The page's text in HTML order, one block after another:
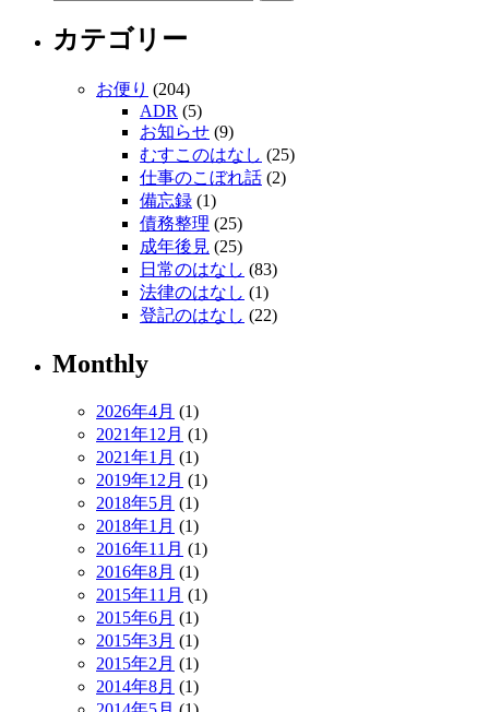
カテゴリー
お便り (204)
ADR (5)
お知らせ (9)
むすこのはなし (25)
仕事のこぼれ話 (2)
備忘録 (1)
債務整理 (25)
成年後見 (25)
日常のはなし (83)
法律のはなし (1)
登記のはなし (22)
Monthly
2026年4月 (1)
2021年12月 (1)
2021年1月 (1)
2019年12月 (1)
2018年5月 (1)
2018年1月 (1)
2016年11月 (1)
2016年8月 (1)
2015年11月 (1)
2015年6月 (1)
2015年3月 (1)
2015年2月 (1)
2014年8月 (1)